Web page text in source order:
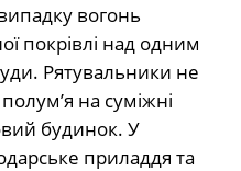
вогонь
покрівлі над одним
Рятувальники не
на суміжні
будинок. У
приладдя та